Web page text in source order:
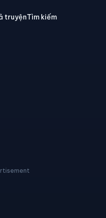
truyệnTìm kiếm